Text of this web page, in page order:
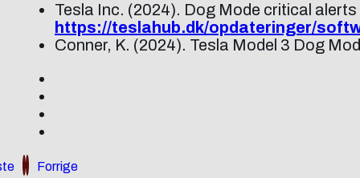
Tesla Inc. (2024). Dog Mode critical
https://teslahub.dk/opdateringer/
Conner, K. (2024). Tesla Model 3 Dog
Forrige